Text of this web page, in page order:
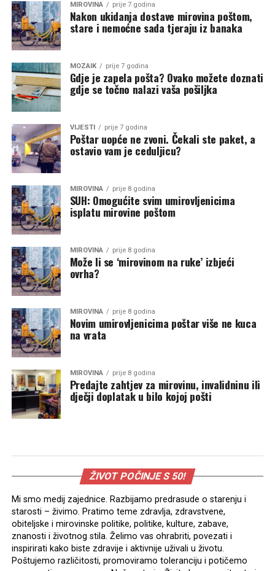
MIROVINA prije 7 godina
Nakon ukidanja dostave mirovina poštom,
stare i nemoćne sada tjeraju iz banaka
MOZAIK prije 7 godina
Gdje je zapela pošta? Ovako možete doznati
gdje se točno nalazi vaša pošiljka
VIJESTI prije 7 godina
Poštar uopće ne zvoni. Čekali ste paket, a
ostavio vam je ceduljicu?
MIROVINA prije 8 godina
SUH: Omogućite svim umirovljenicima
isplatu mirovine poštom
MIROVINA prije 8 godina
Može li se ‘mirovinom na ruke’ izbjeći
ovrha?
MIROVINA prije 8 godina
Novim umirovljenicima poštar više ne kuca
na vrata
MIROVINA prije 8 godina
Predajte zahtjev za mirovinu, invalidninu ili
dječji doplatak u bilo kojoj pošti
ŽIVOT POČINJE S 50!
Mi smo medij zajednice. Razbijamo predrasude o starenju i
starosti – živimo. Pratimo teme zdravlja, zdravstvene,
obiteljske i mirovinske politike, politike, kulture, zabave,
znanosti i životnog stila. Želimo vas ohrabriti, povezati i
inspirirati kako biste zdravije i aktivnije uživali u životu.
Poštujemo različitosti, promoviramo toleranciju i potičemo